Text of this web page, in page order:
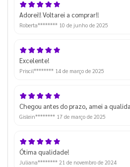
Adorei!! Voltarei a comprar!!
Roberta******** 10 de junho de 2025
Excelente!
Priscil******** 14 de março de 2025
Chegou antes do prazo, amei a
Gislein******** 17 de março de 2025
Ótima qualidade!
Juliana******** 21 de novembro de 2024